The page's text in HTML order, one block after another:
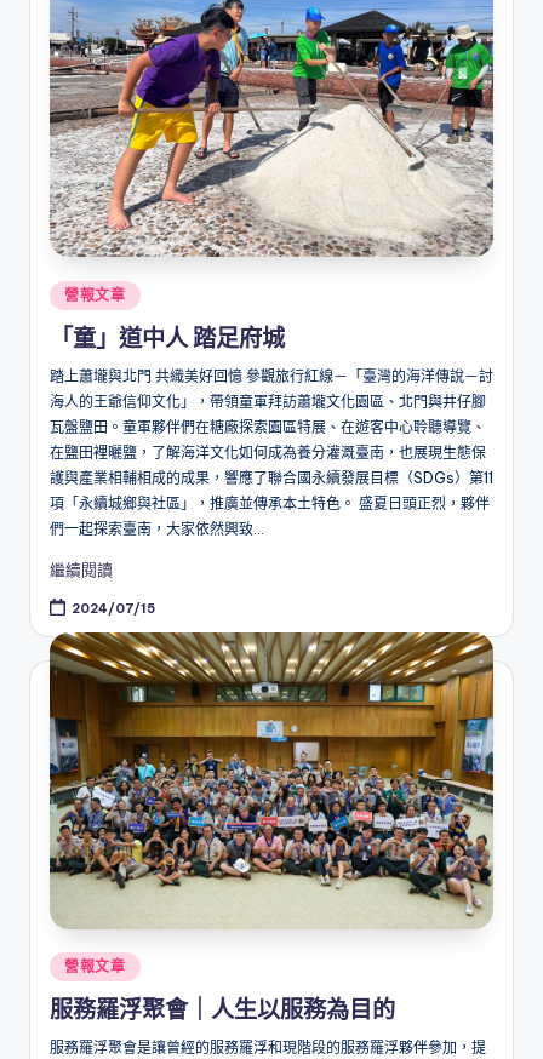
Posted
營報文章
「童」道中人 踏足府城
踏上蕭壠與北門 共織美好回憶 參觀旅行紅線－「臺灣的海洋傳說－討
海人的王爺信仰文化」，帶領童軍拜訪蕭壠文化園區、北門與井仔腳
瓦盤鹽田。童軍夥伴們在糖廠探索園區特展、在遊客中心聆聽導覽、
在鹽田裡曬鹽，了解海洋文化如何成為養分灌溉臺南，也展現生態保
護與產業相輔相成的成果，響應了聯合國永續發展目標（SDGs）第11
項「永續城鄉與社區」，推廣並傳承本土特色。 盛夏日頭正烈，夥伴
們一起探索臺南，大家依然興致...
繼續閱讀
2024/07/15
Posted
營報文章
服務羅浮聚會｜人生以服務為目的
服務羅浮聚會是讓曾經的服務羅浮和現階段的服務羅浮夥伴參加，提